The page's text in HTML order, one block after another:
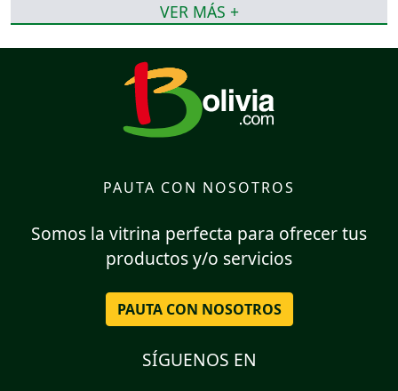
VER MÁS +
PAUTA CON NOSOTROS
Somos la vitrina perfecta para ofrecer tus
productos y/o servicios
PAUTA CON NOSOTROS
SÍGUENOS EN